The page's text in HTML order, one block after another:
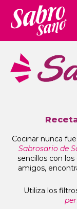
Cocinar nunca
Sabrosario de
sencillos con
amigos,
Utiliza los